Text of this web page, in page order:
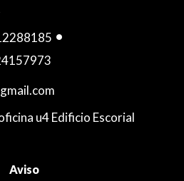
-
u4 Edificio Escorial
Aviso